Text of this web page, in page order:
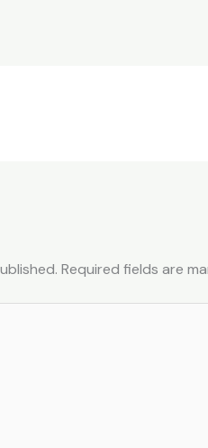
Required fields are